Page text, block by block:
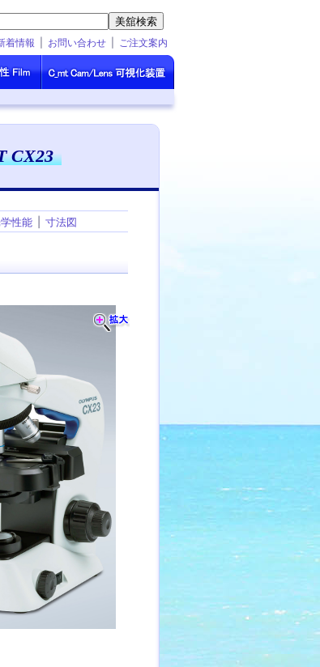
着情報 お問い合わせ ご注文案内
CX23
性能 寸法図